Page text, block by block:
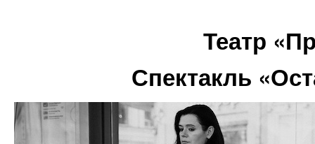
Театр
Спектакль